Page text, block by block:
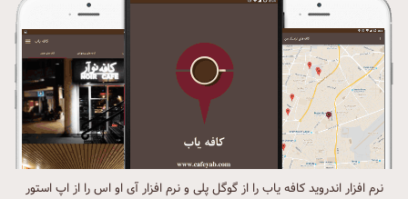
نرم افزار اندروید کافه یاب را از گوگل پلی و نرم افزار آی او اس را از اپ استور